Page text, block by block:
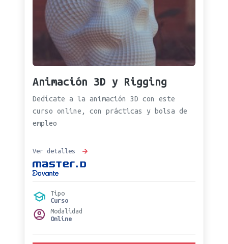
Animación 3D y Rigging
Dedícate a la animación 3D con este
curso online, con prácticas y bolsa de
empleo
Ver detalles
Tipo
Curso
Modalidad
Online